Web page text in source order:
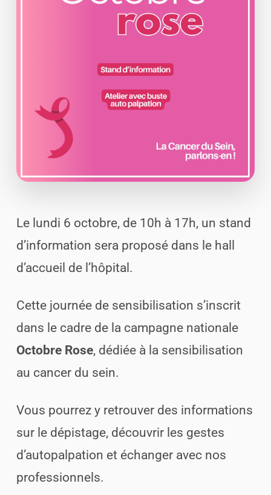
Le lundi 6 octobre, de 10h à 17h, un stand
d’information sera proposé dans le hall
d’accueil de l’hôpital.
Cette journée de sensibilisation s’inscrit
dans le cadre de la campagne nationale
Octobre Rose, dédiée à la sensibilisation
au cancer du sein.
Vous pourrez y retrouver des informations
sur le dépistage, découvrir les gestes
d’autopalpation et échanger avec nos
professionnels.